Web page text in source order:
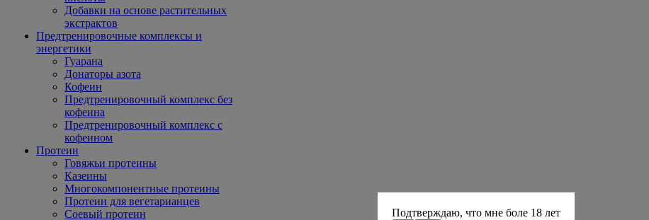
Добавки на основе растительных
экстрактов
Предтренировочные комплексы и
энергетики
Гуарана
Донаторы азота
Кофеин
Предтренировочный комплекс без
кофеина
Предтренировочный комплекс с
кофеином
Протеин
Говяжьи протеины
Казеины
Многокомпонентные протеины
Протеин для вегетарианцев
Соевый протеин
Подтверждаю, что мне боле 18 лет